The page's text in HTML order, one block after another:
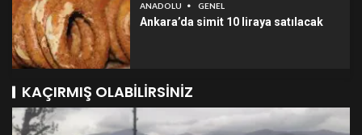
ANADOLU GENEL
Ankara’da simit 10 liraya satılacak
KAÇIRMIŞ OLABILIRSINIZ